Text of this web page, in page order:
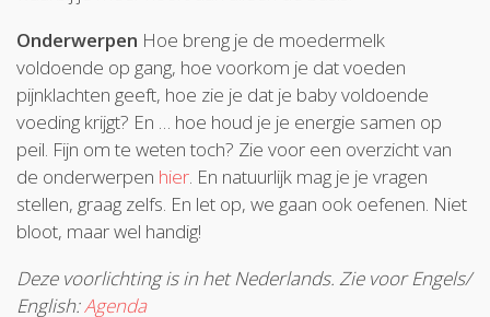
Onderwerpen Hoe breng je de moedermelk
voldoende op gang, hoe voorkom je dat voeden
pijnklachten geeft, hoe zie je dat je baby voldoende
voeding krijgt? En … hoe houd je je energie samen op
peil. Fijn om te weten toch? Zie voor een overzicht van
de onderwerpen hier . En natuurlijk mag je je vragen
stellen, graag zelfs. En let op, we gaan ook oefenen. Niet
bloot, maar wel handig!
Deze voorlichting is in het Nederlands. Zie voor Engels/
English:Agenda